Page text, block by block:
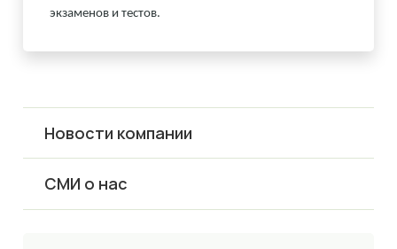
экзаменов и тестов.
Новости компании
СМИ о нас